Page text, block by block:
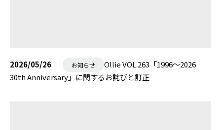
2026/05/26 お知らせ
Ollie VOL.263「1996〜2026
30th Anniversary」に関するお詫びと訂正